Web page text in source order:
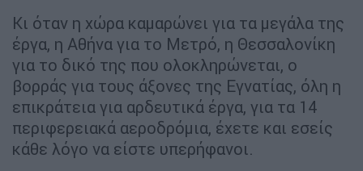
Κι όταν η χώρα καμαρώνει για τα μεγάλα της
έργα, η Αθήνα για το Μετρό, η Θεσσαλονίκη
για το δικό της που ολοκληρώνεται, ο
βορράς για τους άξονες της Εγνατίας, όλη η
επικράτεια για αρδευτικά έργα, για τα 14
περιφερειακά αεροδρόμια, έχετε και εσείς
κάθε λόγο να είστε υπερήφανοι.